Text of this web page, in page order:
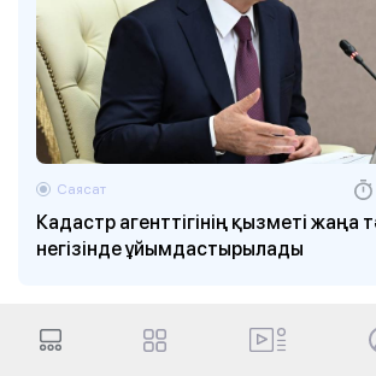
Кадастр агенттігінің қызметі жаңа
негізінде ұйымдастырылады
Саясат